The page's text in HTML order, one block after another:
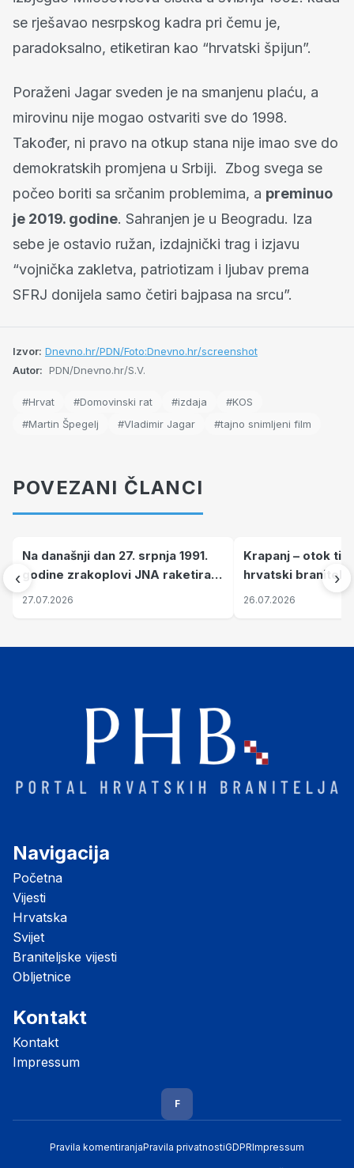
se rješavao nesrpskog kadra pri čemu je,
paradoksalno, etiketiran kao “hrvatski špijun”.
Poraženi Jagar sveden je na smanjenu plaću, a
mirovinu nije mogao ostvariti sve do 1998.
Također, ni pravo na otkup stana nije imao sve do
demokratskih promjena u Srbiji. Zbog svega se
počeo boriti sa srčanim problemima, a preminuo
je 2019. godine. Sahranjen je u Beogradu. Iza
sebe je ostavio ružan, izdajnički trag i izjavu
“vojnička zakletva, patriotizam i ljubav prema
SFRJ donijela samo četiri bajpasa na srcu”.
Izvor: Dnevno.hr/PDN/Foto:Dnevno.hr/screenshot
Autor: PDN/Dnevno.hr/S.V.
#Hrvat #Domovinski rat #izdaja
#KOS
#Martin Špegelj
#Vladimir Jagar #tajno snimljeni film
POVEZANI ČLANCI
‹
Na današnji dan 27. srpnja 1991.
godine zrakoplovi JNA raketirali
su vojarnu i obučni centar "Nikola
27.07.2026
Krapanj – otok
hrvatski branitelji
pronalaze mir
26.07.2026
›
Navigacija
Početna
Vijesti
Hrvatska
Svijet
Braniteljske vijesti
Obljetnice
Kontakt
Kontakt
Impressum
F
Pravila komentiranjaPravila privatnostiGDPRImpressum